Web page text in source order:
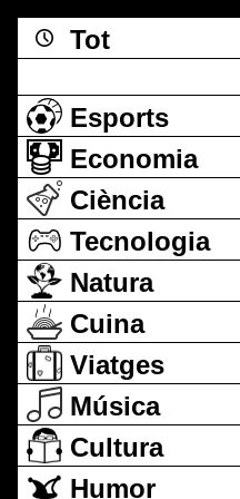
Tot
Esports
Economia
Ciència
Tecnologia
Natura
Cuina
Viatges
Música
Cultura
Humor